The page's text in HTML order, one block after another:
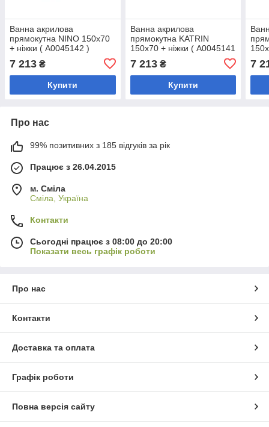
Ванна акрилова
прямокутна NINO 150x70
+ ніжки ( А0045142 )
7 213 ₴
Купити
Ванна акрилова
прямокутна KATRIN
150x70 + ніжки ( А0045141
7 213₴
Купити
7
Про нас
99% позитивних з 185 відгуків за рік
Працює з 26.04.2015
м. Сміла
Сміла, Україна
Контакти
Сьогодні працює з 08:00 до 20:00
Показати весь графік роботи
Про нас
Контакти
Доставка та оплата
Графік роботи
Повна версія сайту